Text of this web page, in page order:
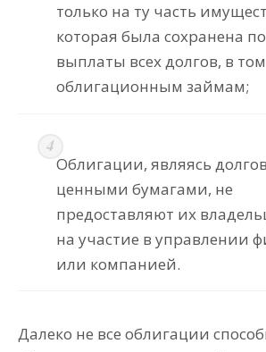
только на ту часть
которая была сохранена
выплаты всех долгов, в
облигационным займам;
Облигации, являясь
ценными бумагами, не
предоставляют их
на участие в управлении
или компанией.
Далеко не все облигации